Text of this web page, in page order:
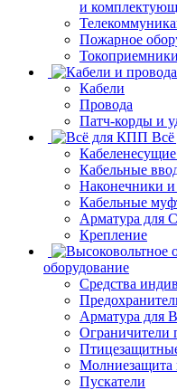
и
Пожарное
Токоприемники
Кабели
Провода
Патч-корды и
Кабельные
Наконечники и
Кабельные
Арматура для
Крепление
оборудование
Средства
Арматура для
Молниезащита
Пускатели